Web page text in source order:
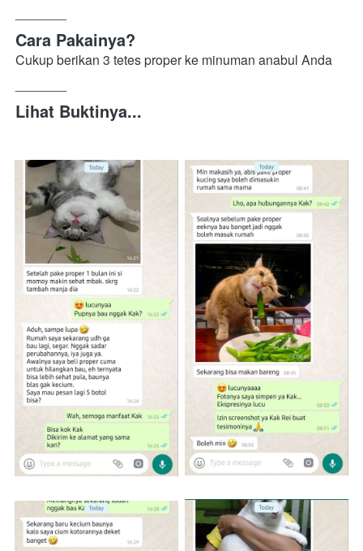
Cara Pakainya?
Cukup berikan 3 tetes proper ke minuman anabul Anda
Lihat Buktinya...